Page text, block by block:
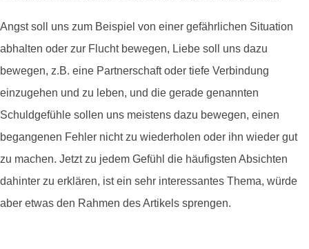
Angst soll uns zum Beispiel von einer gefährlichen Situation
abhalten oder zur Flucht bewegen, Liebe soll uns dazu
bewegen, z.B. eine Partnerschaft oder tiefe Verbindung
einzugehen und zu leben, und die gerade genannten
Schuldgefühle sollen uns meistens dazu bewegen, einen
begangenen Fehler nicht zu wiederholen oder ihn wieder gut
zu machen. Jetzt zu jedem Gefühl die häufigsten Absichten
dahinter zu erklären, ist ein sehr interessantes Thema, würde
aber etwas den Rahmen des Artikels sprengen.